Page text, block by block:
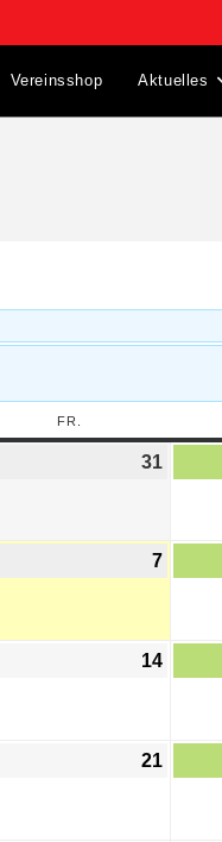
Vereinsshop Aktuelles
FR.
31
7
14
21